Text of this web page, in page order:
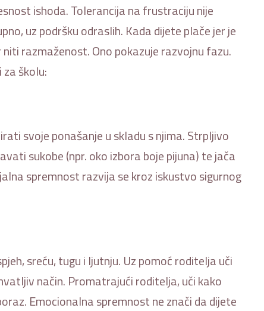
ishoda. Tolerancija na frustraciju nije
uz podršku odraslih. Kada dijete plače jer je
razmaženost. Ono pokazuje razvojnu fazu.
školu:
svoje ponašanje u skladu s njima. Strpljivo
sukobe (npr. oko izbora boje pijuna) te jača
spremnost razvija se kroz iskustvo sigurnog
sreću, tugu i ljutnju. Uz pomoć roditelja uči
način. Promatrajući roditelja, uči kako
Emocionalna spremnost ne znači da dijete